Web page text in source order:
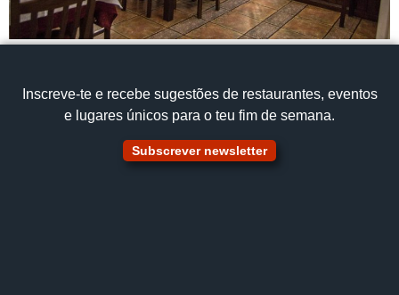
Inscreve‑te e recebe sugestões de restaurantes, eventos
e lugares únicos para o teu fim de semana.
Subscrever newsletter